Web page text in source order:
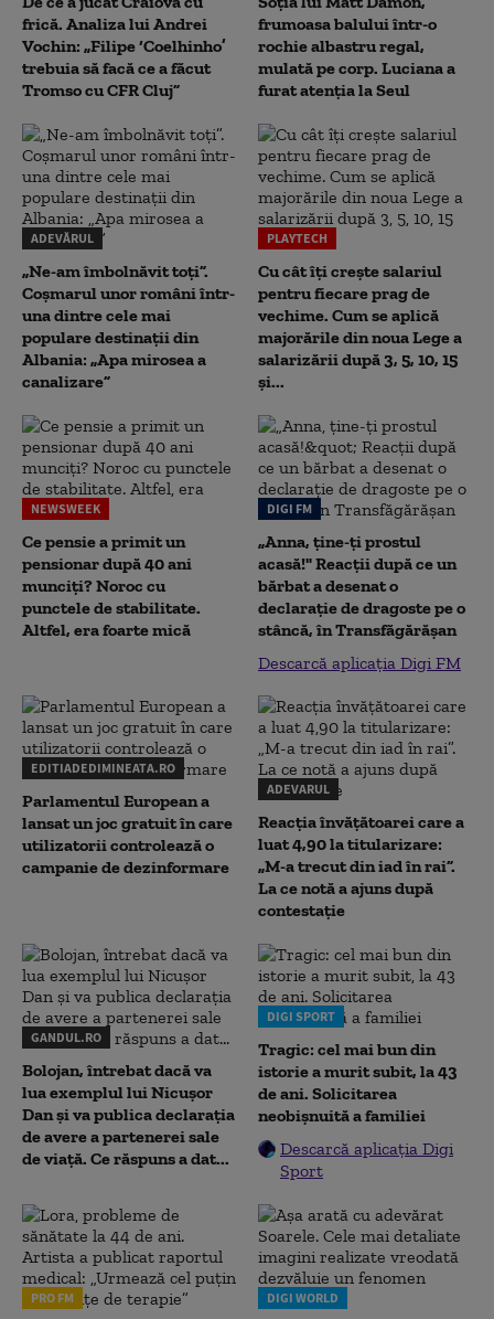
frică. Analiza lui Andrei
Vochin: „Filipe ‘Coelhinho’
trebuia să facă ce a făcut
Tromso cu CFR Cluj”
frumoasa balului într-o
rochie albastru regal,
mulată pe corp. Luciana a
furat atenția la Seul
ADEVĂRUL
„Ne-am îmbolnăvit toți”.
Coșmarul unor români într-
una dintre cele mai
populare destinații din
Albania: „Apa mirosea a
canalizare”
PLAYTECH
Cu cât îți crește salariul
pentru fiecare prag de
vechime. Cum se aplică
majorările din noua Lege a
salarizării după 3, 5, 10, 15
și...
NEWSWEEK
Ce pensie a primit un
pensionar după 40 ani
munciți? Noroc cu
punctele de stabilitate.
Altfel, era foarte mică
DIGI FM
„Anna, ţine-ţi prostul
acasă!" Reacţii după ce un
bărbat a desenat o
declaraţie de dragoste pe o
stâncă, în Transfăgărăşan
Descarcă aplicația Digi FM
EDITIADEDIMINEATA.RO
Parlamentul European a
lansat un joc gratuit în care
utilizatorii controlează o
campanie de dezinformare
ADEVARUL
Reacția învățătoarei care a
luat 4,90 la titularizare:
„M-a trecut din iad în rai”.
La ce notă a ajuns după
contestație
GANDUL.RO
Bolojan, întrebat dacă va
lua exemplul lui Nicușor
Dan și va publica declarația
de avere a partenerei sale
de viață. Ce răspuns a dat...
DIGI SPORT
Tragic: cel mai bun din
istorie a murit subit, la 43
de ani. Solicitarea
neobișnuită a familiei
Descarcă aplicația Digi
Sport
PRO FM DIGI WORLD